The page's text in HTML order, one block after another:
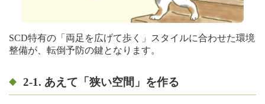
SCD特有の「両足を広げて歩く」スタイルに合わせた環境
整備が、転倒予防の鍵となります。
2-1. あえて「狭い空間」を作る